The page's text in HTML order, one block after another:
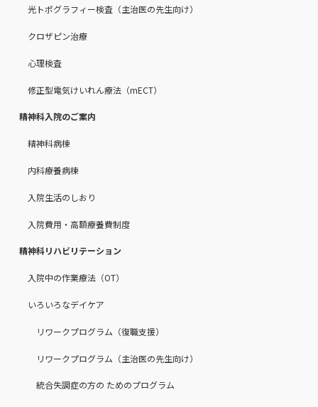
光トポグラフィー検査（主治医の先生向け）
クロザピン治療
心理検査
修正型電気けいれん療法（mECT）
精神科入院のご案内
精神科病棟
内科療養病棟
入院生活のしおり
入院費用・高額療養費制度
精神科リハビリテーション
入院中の作業療法（OT）
いろいろなデイケア
リワークプログラム（復職支援）
リワークプログラム（主治医の先生向け）
統合失調症の方の ためのプログラム